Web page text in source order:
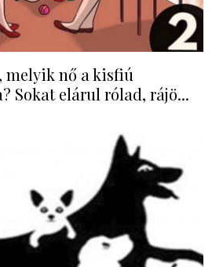
melyik nő a kisfiú
Sokat elárul rólad, rájö...